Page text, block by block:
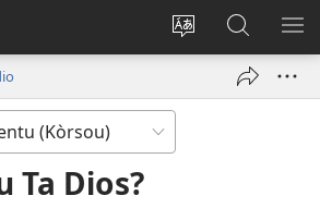
Kambia
Log
window)
Buska
Riba
JW.ORG
Ta Dios?